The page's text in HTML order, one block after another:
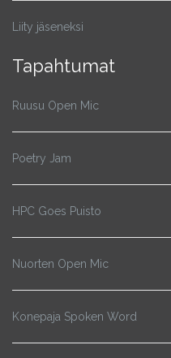
Liity jäseneksi
Tapahtumat
Ruusu Open Mic
Poetry Jam
HPC Goes Puisto
Nuorten Open Mic
Konepaja Spoken Word